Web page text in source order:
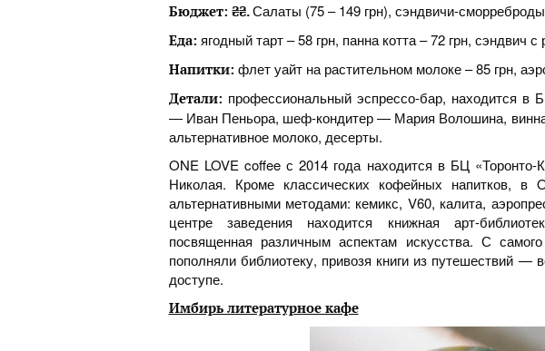
Бюджет: ₴₴.Салаты (75 – 149 грн), сэндвичи-
Еда: ягодный тарт – 58 грн, панна котта – 72 грн, сэндвич
Напитки: флет уайт на растительном молоке – 85 грн,
Детали: профессиональный эспрессо-бар, находится в
— Иван Пеньора, шеф-кондитер — Мария Волошина,
альтернативное молоко, десерты.
ONE LOVE coffee с 2014 года находится в БЦ «Торонто-
Николая. Кроме классических кофейных напитков, в
альтернативными методами: кемикс, V60, калита,
центре заведения находится книжная арт-
посвященная различным аспектам искусства. С
пополняли библиотеку, привозя книги из путешествий —
доступе.
Имбирь литературное кафе